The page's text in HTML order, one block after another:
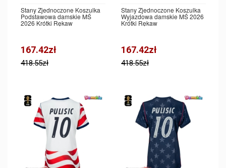
Stany Zjednoczone Koszulka
Podstawowa damskie MŚ
2026 Krótki Rękaw
167.42zł
418.55zł
Stany Zjednoczone Koszulka
Wyjazdowa damskie MŚ 2026
Krótki Rękaw
167.42zł
418.55zł